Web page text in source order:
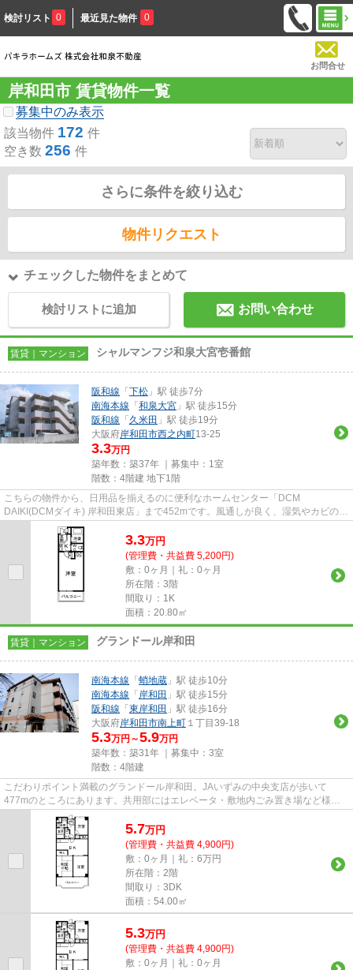
検討リスト 0 最近見た物件 0
お問合せ
岸和田市 賃貸物件一覧
募集中のみ表示
該当物件 172 件
空き数 256 件
さらに条件を絞り込む
物件リクエスト
チェックした物件をまとめて
検討リストに追加 お問い合わせ
賃貸｜マンション シャルマンフジ和泉大宮壱番館
阪和線 「 下松 」駅 徒歩7分
南海本線 「 和泉大宮 」駅 徒歩15分
阪和線 「 久米田 」駅 徒歩19分
大阪府岸和田市西之内町13-25
3.3万円
築年数：築37年 ｜募集中： 1室
階数：4階建 地下1階
こちらの物件から、日用品を揃えるのに便利なホームセンター「DCM
DAIKI(DCMダイキ) 岸和田東店」まで452mです。風通しが良く、湿気やカビの心
配が少ない物件です。ニーズが高まってお...
3.3万円
(管理費・共益費 5,200円)
敷：0ヶ月｜礼：0ヶ月
所在階：3階
間取り：1K
面積：20.80㎡
賃貸｜マンション グランドール岸和田
南海本線 「 蛸地蔵 」駅 徒歩10分
南海本線 「 岸和田 」駅 徒歩15分
阪和線 「 東岸和田 」駅 徒歩16分
大阪府岸和田市南上町 １丁目39-18
5.3万円～5.9万円
築年数：築31年 ｜募集中： 3室
階数：4階建
こだわりポイント満載のグランドール岸和田。JAいずみの中央支店が歩いて
477mのところにあります。共用部にはエレベータ・敷地内ごみ置き場など様々
な設備やサービスが揃っているので...
5.7万円
(管理費・共益費 4,900円)
敷：0ヶ月｜礼：6万円
所在階：2階
間取り：3DK
面積：54.00㎡
5.3万円
(管理費・共益費 4,900円)
敷：0ヶ月｜礼：0ヶ月